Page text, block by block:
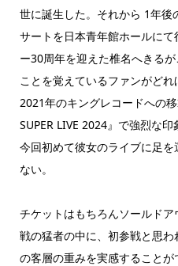
世に誕生した。それから 1年
サートを日本青年館ホールに
ー30周年を迎えた椎名へきる
ことを覚えているファンがど
2021年のキングレコードへの
SUPER LIVE 2024』で強烈な印
今回初めて彼女のライブに足
ない。
チケットはもちろんソールド
戦の猛者の中に、初参戦と思
の客層の重みを実感することが